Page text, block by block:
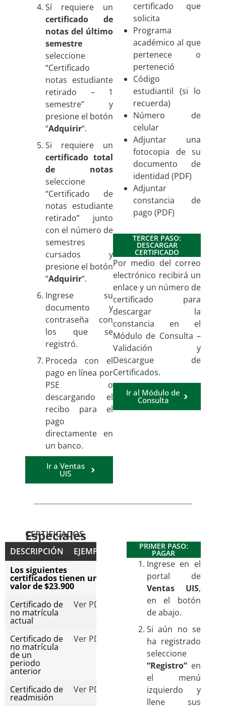
Sí requiere un
certificado de
notas del último
semestre
seleccione
“Certificado
notas estudiante
retirado – 1
semestre” y
presione el botón
“Adquirir“.
Si requiere un
certificado total
de notas
seleccione
“Certificado de
notas estudiante
retirado” junto
con el número de
semestres
cursados y
presione el botón
“Adquirir“.
Ingrese su
documento y
contraseña con
los que se
registró.
Proceda con el
pago en línea por
PSE o
descargando el
recibo para el
pago
directamente en
un banco.
Ir a Ventas
UIS
certificado que
solicita
Programa
académico al que
pertenece o
perteneció
Código
estudiantil (si lo
recuerda)
Número de
celular
Adjuntar una
fotocopia de su
documento de
identidad (PDF)
Adjuntar
constancia de
pago (PDF)
TERCER PASO:
DESCARGAR
CERTIFICADO
Por medio del correo
electrónico recibirá un
enlace y un número de
certificado para
descargar la
constancia en el
Módulo de Consulta –
Validación y
Descargue de
Certificados.
Ir al Módulo de
Consulta
CERTIFICADOS
Especiales
DESCRIPCIÓN
EJEMPLO
Los siguientes
certificados tienen un
valor de $23.900
Certificado de
no matrícula
actual
Ver PDF
Certificado de
no matrícula
de un
periodo
anterior
Ver PDF
Certificado de
readmisión
Ver PDF
PRIMER PASO:
PAGAR
Ingrese en el
portal de
Ventas UIS,
en el botón
de abajo.
Si aún no se
ha registrado
seleccione
“Registro”en
el menú
izquierdo y
llene sus